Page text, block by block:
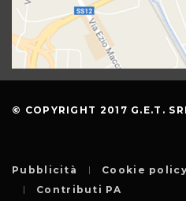
© COPYRIGHT 2017 G.E.T.
Pubblicità Cookie policy
Contributi PA